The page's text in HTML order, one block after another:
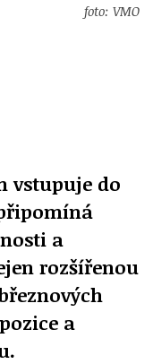
foto: VMO
vstupuje do
a
rozšířenou
a